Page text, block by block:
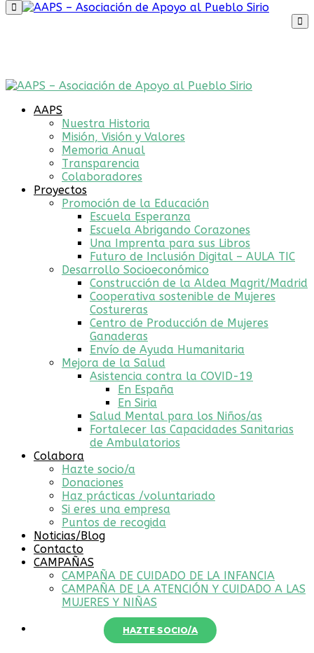
AAPS
Nuestra Historia
Misión, Visión y Valores
Memoria Anual
Transparencia
Colaboradores
Proyectos
Promoción de la Educación
Escuela Esperanza
Escuela Abrigando Corazones
Una Imprenta para sus Libros
Futuro de Inclusión Digital – AULA TIC
Desarrollo Socioeconómico
Construcción de la Aldea Magrit/Madrid
Cooperativa sostenible de Mujeres
Costureras
Centro de Producción de Mujeres
Ganaderas
Envío de Ayuda Humanitaria
Mejora de la Salud
Asistencia contra la COVID-19
En España
En Siria
Salud Mental para los Niños/as
Fortalecer las Capacidades Sanitarias
de Ambulatorios
Colabora
Hazte socio/a
Donaciones
Haz prácticas /voluntariado
Si eres una empresa
Puntos de recogida
Noticias/Blog
Contacto
CAMPAÑAS
CAMPAÑA DE CUIDADO DE LA INFANCIA
CAMPAÑA DE LA ATENCIÓN Y CUIDADO A LAS
MUJERES Y NIÑAS
HAZTE SOCIO/A